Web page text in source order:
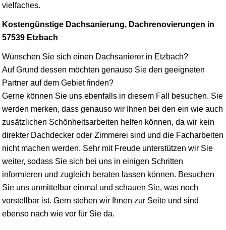
vielfaches.
Kostengünstige Dachsanierung, Dachrenovierungen in
57539 Etzbach
Wünschen Sie sich einen Dachsanierer in Etzbach?
Auf Grund dessen möchten genauso Sie den geeigneten
Partner auf dem Gebiet finden?
Gerne können Sie uns ebenfalls in diesem Fall besuchen. Sie
werden merken, dass genauso wir Ihnen bei den ein wie auch
zusätzlichen Schönheitsarbeiten helfen können, da wir kein
direkter Dachdecker oder Zimmerei sind und die Facharbeiten
nicht machen werden. Sehr mit Freude unterstützen wir Sie
weiter, sodass Sie sich bei uns in einigen Schritten
informieren und zugleich beraten lassen können. Besuchen
Sie uns unmittelbar einmal und schauen Sie, was noch
vorstellbar ist. Gern stehen wir Ihnen zur Seite und sind
ebenso nach wie vor für Sie da.